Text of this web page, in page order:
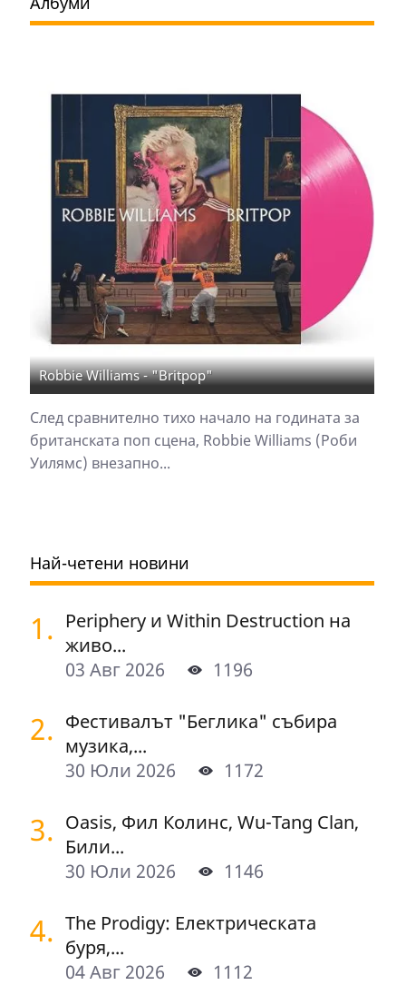
Robbie Williams - "Britpop"
След сравнително тихо начало на годината за
британската поп сцена, Robbie Williams (Роби
Уилямс) внезапно...
Най-четени новини
1. Periphery и Within Destruction на
живо...
03 Авг 2026
1196
2. Фестивалът "Беглика" събира
музика,...
30 Юли 2026
1172
3. Oasis, Фил Колинс, Wu-Tang Clan,
Били...
30 Юли 2026
1146
4. The Prodigy: Електрическата
буря,...
04 Авг 2026
1112